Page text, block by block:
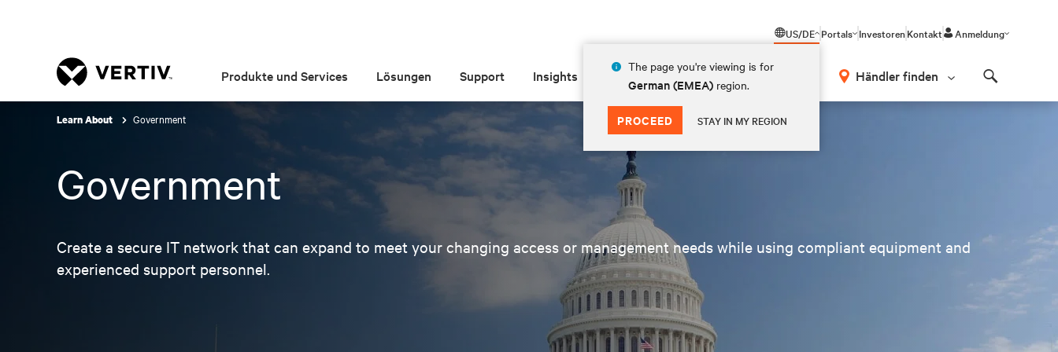
US/DE
The page you're viewing is for
German (EMEA) region.
PROCEED STAY IN MY REGION
Portals InvestorenKontakt Anmeldung
Produkte und Services Lösungen Support Insights Über Vertiv Händler finden
Learn About Government
Government
Create a secure IT network that can expand to meet your changing access or management needs while using compliant equipment and
experienced support personnel.